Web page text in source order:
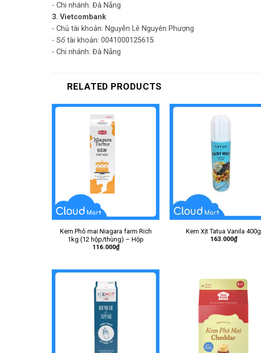
- Chi nhánh: Đà Nẵng
3. Vietcombank
- Chủ tài khoản: Nguyễn Lê Nguyên Phượng
- Số tài khoản: 0041000125615
- Chi nhánh: Đà Nẵng
RELATED PRODUCTS
Kem Phô mai Niagara farm Rich
1kg (12 hộp/thùng) – Hộp
116.000₫
Kem Xịt Tatua Vanila 400g
163.000₫